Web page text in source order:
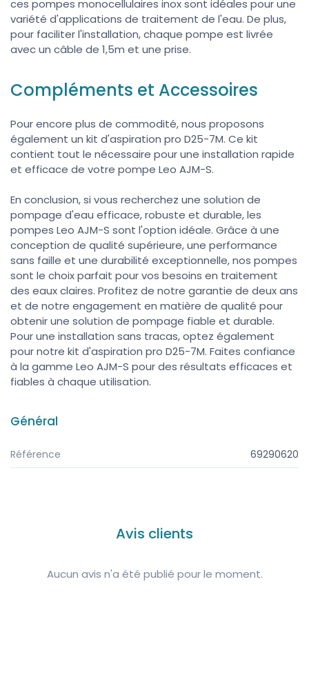
ces pompes monocellulaires inox sont idéales pour une
variété d'applications de traitement de l'eau. De plus,
pour faciliter l'installation, chaque pompe est livrée
avec un câble de 1,5m et une prise.
Compléments et Accessoires
Pour encore plus de commodité, nous proposons
également un kit d'aspiration pro D25-7M. Ce kit
contient tout le nécessaire pour une installation rapide
et efficace de votre pompe Leo AJM-S.
En conclusion, si vous recherchez une solution de
pompage d'eau efficace, robuste et durable, les
pompes Leo AJM-S sont l'option idéale. Grâce à une
conception de qualité supérieure, une performance
sans faille et une durabilité exceptionnelle, nos pompes
sont le choix parfait pour vos besoins en traitement
des eaux claires. Profitez de notre garantie de deux ans
et de notre engagement en matière de qualité pour
obtenir une solution de pompage fiable et durable.
Pour une installation sans tracas, optez également
pour notre kit d'aspiration pro D25-7M. Faites confiance
à la gamme Leo AJM-S pour des résultats efficaces et
fiables à chaque utilisation.
Général
Référence 69290620
Avis clients
Aucun avis n'a été publié pour le moment.